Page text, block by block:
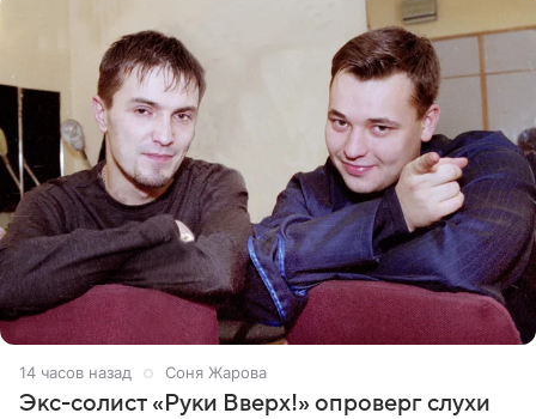
14 часов назад Соня Жарова
Экс-солист «Руки Вверх!» опроверг слухи